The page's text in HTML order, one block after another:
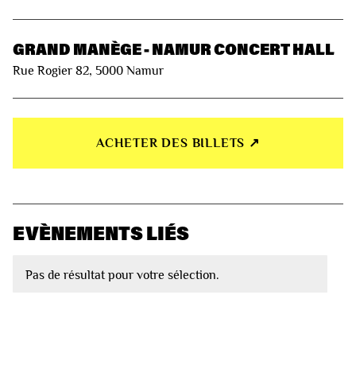
GRAND MANÈGE - NAMUR CONCERT HALL
Rue Rogier 82, 5000 Namur
ACHETER DES BILLETS ↗︎
EVÈNEMENTS LIÉS
Pas de résultat pour votre sélection.